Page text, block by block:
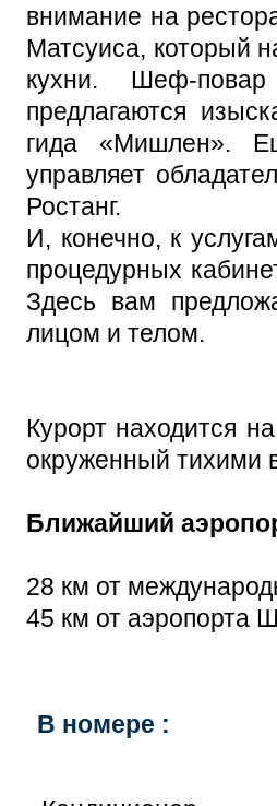
внимание на
Матсуиса, который
кухни. Шеф-повар
предлагаются
гида «Мишлен».
управляет
Ростанг.
И, конечно, к
процедурных
Здесь вам
лицом и телом.
Курорт находится
окруженный тихими
Ближайший
28 км от
45 км от аэропорта
В номере :